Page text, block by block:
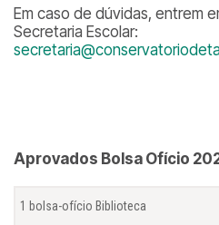
Em caso de dúvidas, entrem
Secretaria Escolar:
Aprovados Bolsa Ofício
1 bolsa-ofício Biblioteca